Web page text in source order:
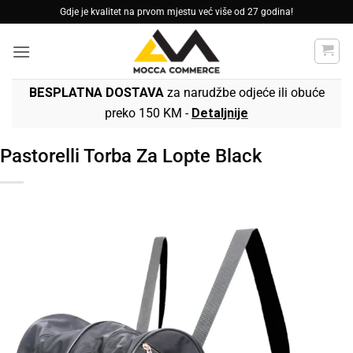
to
content
Gdje je kvalitet na prvom mjestu već više od 27 godina!
BESPLATNA DOSTAVAza narudžbe odjeće ili obuće
preko 150 KM - Detaljnije
Pastorelli Torba Za Lopte Black